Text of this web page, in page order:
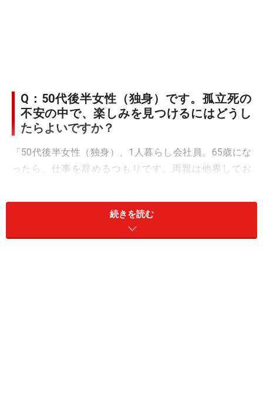
Q：50代後半女性（独身）です。孤立死の
不安の中で、楽しみを見つけるにはどうし
たらよいですか？
「50代後半女性（独身）、1人暮らし会社員。65歳にな
ったら、仕事を辞めるつもりです。両親は他界してお
私は、孤独死・孤立死という言葉を耳にすると、将来の
自分のような気がして不安になります。貯金も多くな
く、不安な毎日の中で、楽しみを見つけるには、どうす
続きを読む